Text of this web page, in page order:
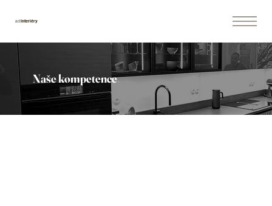
ad interiéry
Naše kompetence.